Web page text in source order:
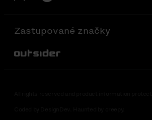
Zastupované značky
Out-Sider